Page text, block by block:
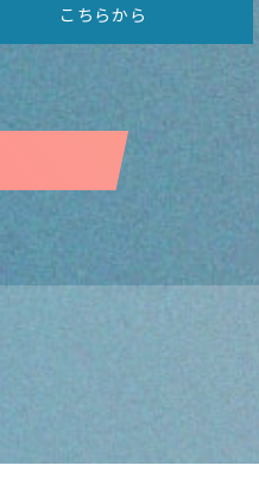
こちらから